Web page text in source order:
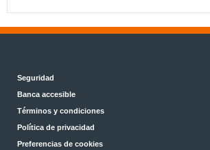
Seguridad
Banca accesible
Términos y condiciones
Política de privacidad
Preferencias de cookies